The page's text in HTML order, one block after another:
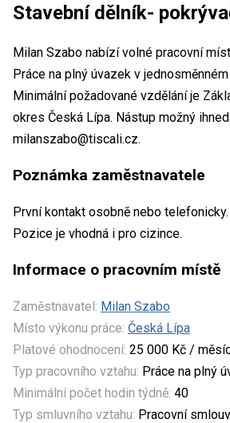
Stavební dělník-
Milan Szabo nabízí volné pracovní
Práce na plný úvazek v
Minimální požadované vzdělání je
okres Česká Lípa. Nástup možný
milanszabo@tiscali.cz.
Poznámka zaměstnavatele
První kontakt osobně nebo telefonicky.
Pozice je vhodná i pro cizince.
Informace o pracovním místě
Zaměstnavatel: Milan Szabo
Místo výkonu práce: Česká Lípa
Platové ohodnocení: 25 000 Kč /
Typ pracovního vztahu: Práce na plný
Minimální počet hodin týdně: 40
Typ smluvního vztahu: Pracovní